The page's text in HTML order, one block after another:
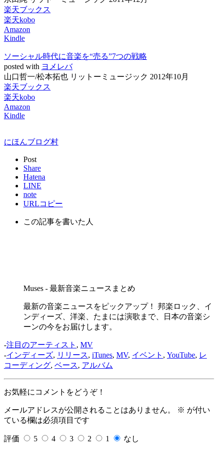
楽天ブックス
楽天kobo
Amazon
Kindle
ソーシャル時代に音楽を“売る”7つの戦略
posted with ヨメレバ
山口哲一/松本拓也 リットーミュージック 2012年10月
楽天ブックス
楽天kobo
Amazon
Kindle
にほんブログ村
Post
Share
Hatena
LINE
note
URLコピー
この記事を書いた人
Muses - 最新音楽ニュースまとめ
最新の音楽ニュースをピックアップ！ 邦楽ロック、イ
ンディーズ、洋楽、たまには演歌まで、日本の音楽シ
ーンの今をお届けします。
-注目のアーティスト , MV
-インディーズ, リリース, iTunes, MV, イベント , YouTube, レ
コーディング, ベース, アルバム
お気軽にコメントをどうぞ！
メールアドレスが公開されることはありません。 ※ が付い
ている欄は必須項目です
評価 5 4 3 2 1 なし